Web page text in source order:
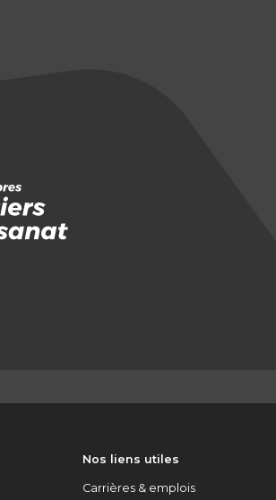
Nos liens utiles
Carrières & emplois